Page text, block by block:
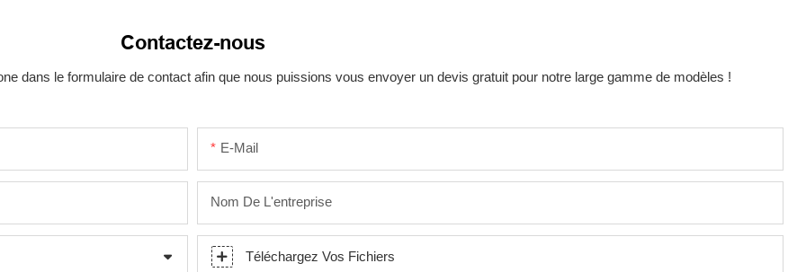
Contactez-nous
dans le formulaire de contact afin que nous puissions vous envoyer un devis gratuit pour notre large gamme de modèles !
E-Mail
Nom De L'entreprise
Téléchargez Vos Fichiers